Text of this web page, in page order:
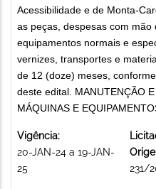
Acessibilidade e de Monta-
as peças, despesas com mão
equipamentos normais e
vernizes, transportes e
de 12 (doze) meses,
deste edital. MANUTENÇÃO
MÁQUINAS E
Vigência:
20-JAN-24 a 19-JAN-
25
231/